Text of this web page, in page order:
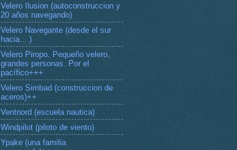
Velero Ilusion (autoconstruccion y
20 años navegando)
Velero Navegante (desde el sur
hacia....)
Velero Piropo. Pequeño velero,
grandes personas. Por el
pacífico+++
Velero Simbad (construccion de
aceros)++
Ventnord (escuela nautica)
Windpilot (piloto de viento)
Ypake (una familia